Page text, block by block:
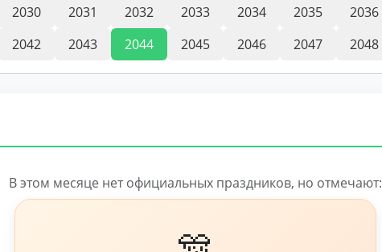
2030 2031 2032 2033 2034 2035 2036
2042 2043 2044 2045 2046 2047 2048
В этом месяце нет официальных праздников, но отмечают: